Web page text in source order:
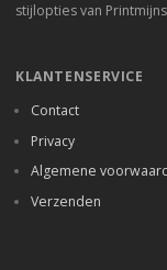
stijlopties van
KLANTENSERVICE
Contact
Privacy
Algemene
Verzenden